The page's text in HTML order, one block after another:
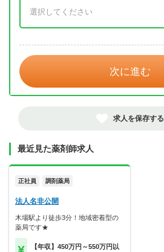
次に進む
求人を保存する
最近見た薬剤師求人
正社員 調剤薬局
法人名非公開
木場駅より徒歩3分！地域密着型の
薬局です★
【年収】450万円～550万円以